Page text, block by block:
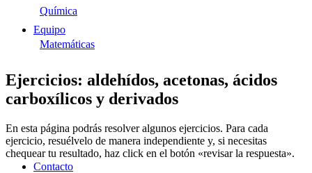
Equipo
Contacto
Química
Matemáticas
Ejercicios: aldehídos, acetonas, ácidos
carboxílicos y derivados
En esta página podrás resolver algunos ejercicios. Para cada
ejercicio, resuélvelo de manera independiente y, si necesitas
chequear tu resultado, haz click en el botón «revisar la respuesta».